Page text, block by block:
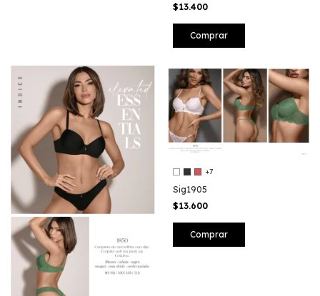
$13.400
Comprar
+7
Sig1905
$13.600
Comprar